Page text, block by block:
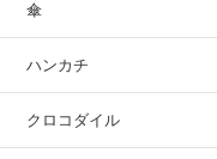
傘
ハンカチ
クロコダイル